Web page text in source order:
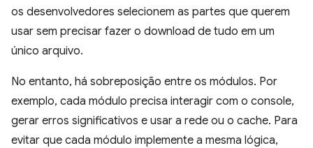
os desenvolvedores selecionem as partes que querem
usar sem precisar fazer o download de tudo em um
único arquivo.
No entanto, há sobreposição entre os módulos. Por
exemplo, cada módulo precisa interagir com o console,
gerar erros significativos e usar a rede ou o cache. Para
evitar que cada módulo implemente a mesma lógica,